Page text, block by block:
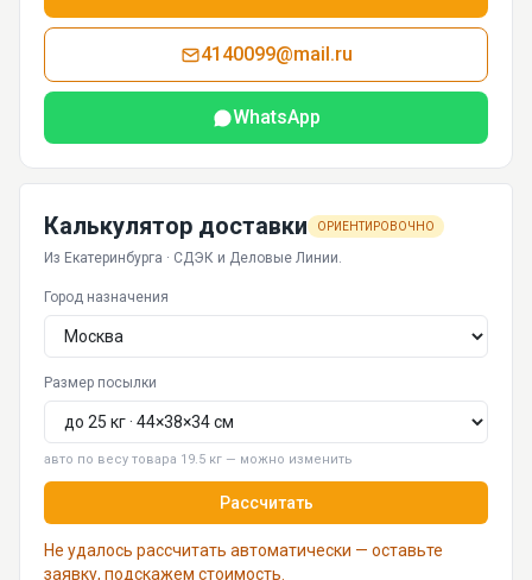
4140099@mail.ru
WhatsApp
Калькулятор доставки ОРИЕНТИРОВОЧНО
Из Екатеринбурга · СДЭК и Деловые Линии.
Город назначения
Размер посылки
авто по весу товара 19.5 кг — можно изменить
Рассчитать
Не удалось рассчитать автоматически — оставьте
заявку, подскажем стоимость.